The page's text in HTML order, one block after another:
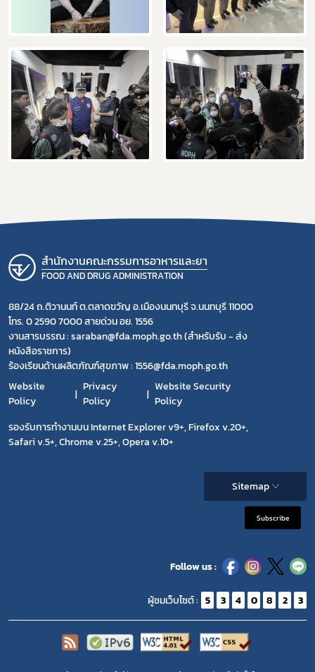
สำนักงานคณะกรรมการอาหารและยา
FOOD AND DRUG ADMINISTRATION
88/24 ถ.ติวานนท์ ต.ตลาดขวัญ อ.เมืองนนทบุรี จ.นนทบุรี 11000
โทร. 0 2590 7000 สายด่วน อย. 1556
งานสารบรรณ : saraban@fda.moph.go.th (สำหรับรับ - ส่ง
หนังสือราชการ)
ร้องเรียนด้านผลิตภัณฑ์สุขภาพ : 1556@fda.moph.go.th
Website
Policy
Privacy
Policy
Website Security
Policy
รองรับการทำงานบน Internet Explorer v9+, Firefox v.20+,
Safari v.5+, Chrome v.25+, Opera v.10+
Sitemap
Subscribe
Follow us :
ผู้ชมเว็บไซต์ : 5 3 4 0 8 2 3